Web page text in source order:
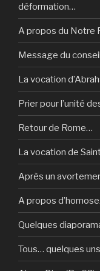
déformation…
A propos du Notre
Message du
La vocation
Prier pour l’unité
Retour de Rome…
La vocation de
Après un
A propos
Quelques
Tous… quelques